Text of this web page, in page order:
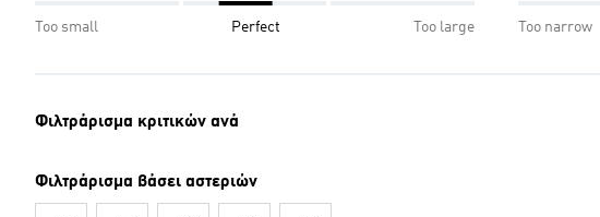
Too small Perfect Too large Too narrow
Φιλτράρισμα κριτικών ανά
Φιλτράρισμα βάσει αστεριών